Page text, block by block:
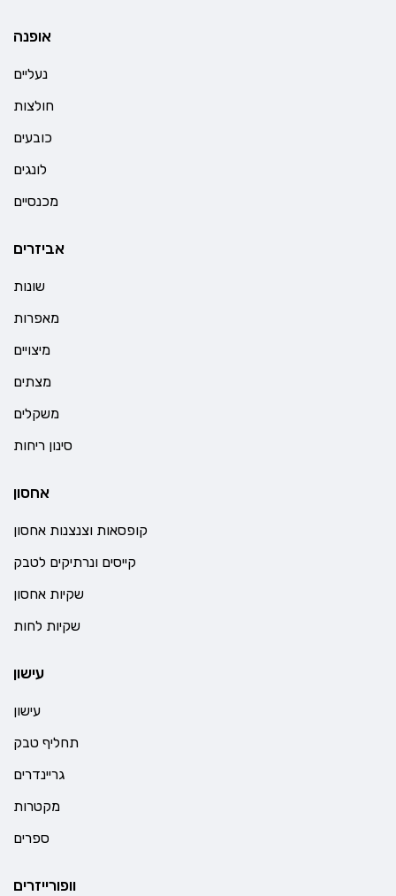
אופנה
נעליים
חולצות
כובעים
לונגים
מכנסיים
אביזרים
שונות
מאפרות
מיצויים
מצתים
משקלים
סינון ריחות
אחסון
קופסאות וצנצנות אחסון
קייסים ונרתיקים לטבק
שקיות אחסון
שקיות לחות
עישון
עישון
תחליף טבק
גריינדרים
מקטרות
ספרים
וופורייזרים